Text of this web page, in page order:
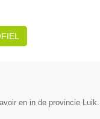
en in de provincie Luik.